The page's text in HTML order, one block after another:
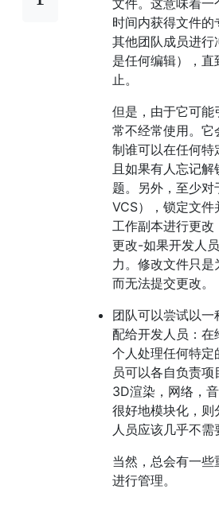
时间内获得文件的
其他团队成员进行
是任何编辑），
止。
但是，由于它可能
常不经常使用。它
制谁可以在任何
且如果有人忘记
题。另外，至少
VCS），锁定文
工作副本进行更
更改-如果开发人
力。修改文件只
而无法提交更改。
团队可以尝试以
配给开发人员：在
个人处理任何特定
员可以各自负责
3D渲染，网络，
很好地模块化，
人员应该几乎不需
当然，总会有一
进行管理。